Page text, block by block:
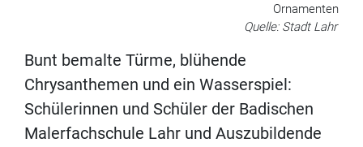
Ornamenten
Quelle: Stadt Lahr
Bunt bemalte Türme, blühende
Chrysanthemen und ein Wasserspiel:
Schülerinnen und Schüler der Badischen
Malerfachschule Lahr und Auszubildende